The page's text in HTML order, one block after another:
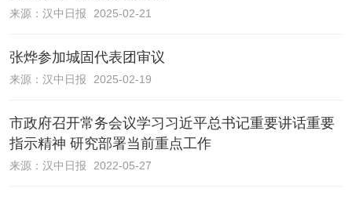
来源： 汉中日报 2025-02-21
张烨参加城固代表团审议
来源： 汉中日报 2025-02-19
市政府召开常务会议学习习近平总书记重要讲话重要
指示精神 研究部署当前重点工作
来源： 汉中日报 2022-05-27